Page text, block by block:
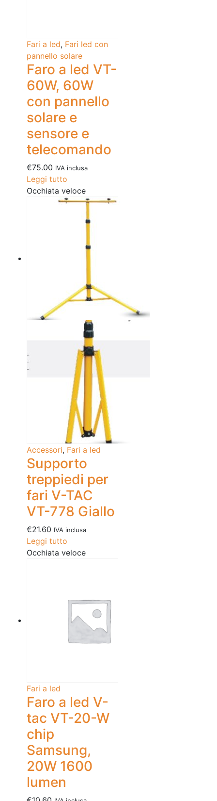
Fari a led, Fari led con
pannello solare
Faro a led VT-
60W, 60W
con pannello
solare e
sensore e
telecomando
€75.00 IVA inclusa
Leggi tutto
Occhiata veloce
Accessori, Fari a led
Supporto
treppiedi per
fari V-TAC
VT-778 Giallo
€21.60 IVA inclusa
Leggi tutto
Occhiata veloce
Fari a led
Faro a led V-
tac VT-20-W
chip
Samsung,
20W 1600
lumen